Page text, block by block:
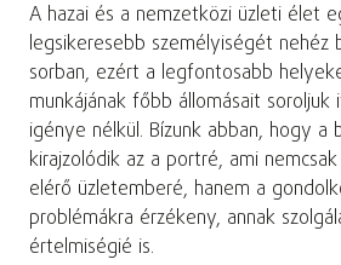
A hazai és a nemzetközi üzleti élet
legsikeresebb személyiségét nehéz
sorban, ezért a legfontosabb
munkájának főbb állomásait
igénye nélkül. Bízunk abban, hogy a
kirajzolódik az a portré, ami
elérő üzletemberé, hanem a
problémákra érzékeny, annak
értelmiségié is.